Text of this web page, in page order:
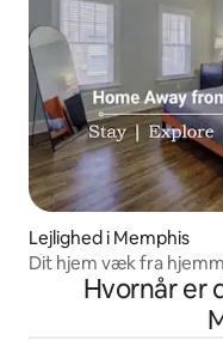
Lejlighed i Memphis
Dit hjem væk fra
Hvornår er